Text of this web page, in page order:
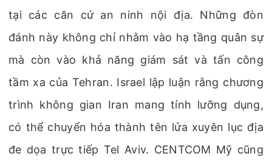
tại các căn cứ an ninh nội địa. Những đòn
đánh này không chỉ nhằm vào hạ tầng quân sự
mà còn vào khả năng giám sát và tấn công
tầm xa của Tehran. Israel lập luận rằng chương
trình không gian Iran mang tính lưỡng dụng,
có thể chuyển hóa thành tên lửa xuyên lục địa
đe dọa trực tiếp Tel Aviv. CENTCOM Mỹ cũng